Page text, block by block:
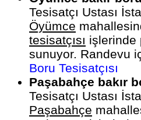
Tesisatçı Ustası
Öyümce
tesisatçısı işlerinde
sunuyor. Randevu
Boru Tesisatçısı
Paşabahçe bakır
Tesisatçı Ustası
Paşabahçe